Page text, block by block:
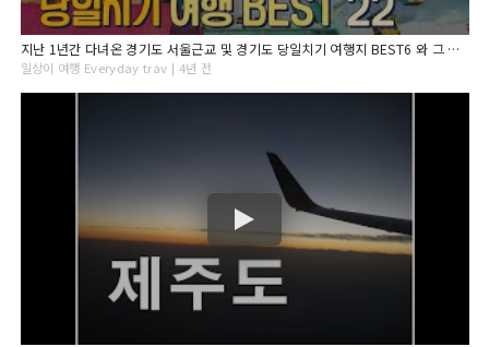
지난 1년간 다녀온 경기도 서울근교 및 경기도 당일치기 여행지 BEST6 와 그 지역 가볼만한 22 곳 총정리 ! 인천여행 남양주여행 김포여행 당진여행 수원여행 포천여행
일상이 여행 Everyday trav | 4년 전